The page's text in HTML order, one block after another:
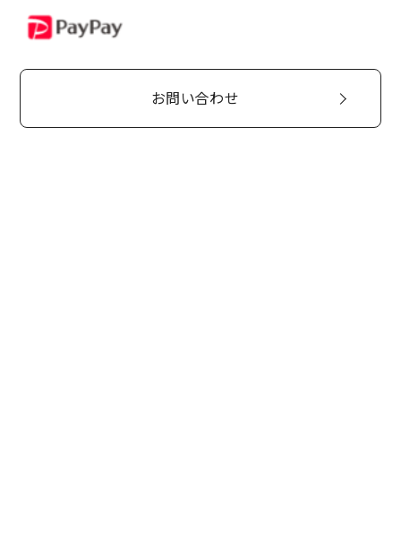
PayPay
お問い合わせ